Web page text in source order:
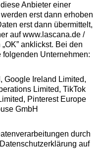
Anbieter einer
erst dann erhoben
erst dann übermittelt,
auf www.lascana.de /
anklickst. Bei den
folgenden Unternehmen:
Google Ireland Limited,
Limited, TikTok
Pinterest Europe
GmbH
durch
auf